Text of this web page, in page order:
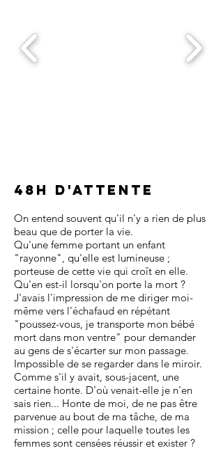
48h d'attente
On entend souvent qu'il n'y a rien de plus
beau que de porter la vie.
Qu'une femme portant un enfant
"rayonne", qu'elle est lumineuse ;
porteuse de cette vie qui croît en elle.
Qu'en est-il lorsqu'on porte la mort ?
J'avais l'impression de me diriger moi-
même vers l'échafaud en répétant
"poussez-vous, je transporte mon bébé
mort dans mon ventre" pour demander
au gens de s'écarter sur mon passage.
Impossible de se regarder dans le miroir.
Comme s'il y avait, sous-jacent, une
certaine honte. D'où venait-elle je n'en
sais rien... Honte de moi, de ne pas être
parvenue au bout de ma tâche, de ma
mission ; celle pour laquelle toutes les
femmes sont censées réussir et exister ?